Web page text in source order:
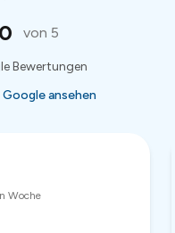
Maps ansehen